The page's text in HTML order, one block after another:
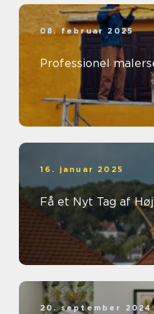
08. februar 2025
Professionel
16. januar 2025
Få et Nyt Tag af
20. september 2024